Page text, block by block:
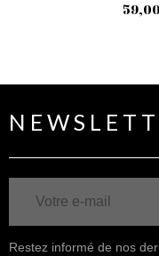
Restez informé de nos